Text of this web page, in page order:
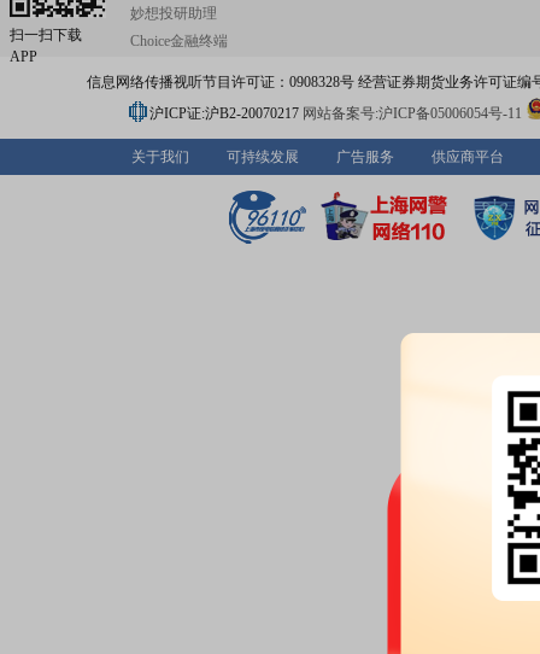
2026-06-27
公告：2026年06月27日发布《
2026-06-17
高管持股：2026年06月17日公
2026年06月15日公
笔，共减持11.5万股
2026年06月13日发布《
扫一扫下载
APP
妙想投研助理
Choice金融终端
信息网络传播视听节目许可证：0908328号 经营证券期货业务许可证编
沪ICP证:沪B2-20070217 网站备案号:沪ICP备05006054号-11
关于我们 可持续发展 广告服务 供应商平台